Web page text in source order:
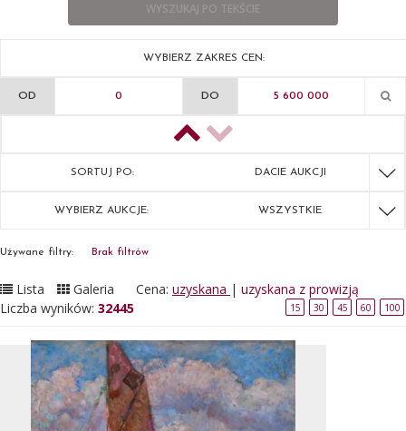
WYBIERZ ZAKRES CEN:
OD DO
SORTUJ PO: DACIE AUKCJI
WYBIERZ AUKCJE: WSZYSTKIE
Używane filtry: Brak filtrów
Lista Galeria Cena: uzyskana | uzyskana z prowizją
Liczba wyników: 32445 15 30 45 60 100